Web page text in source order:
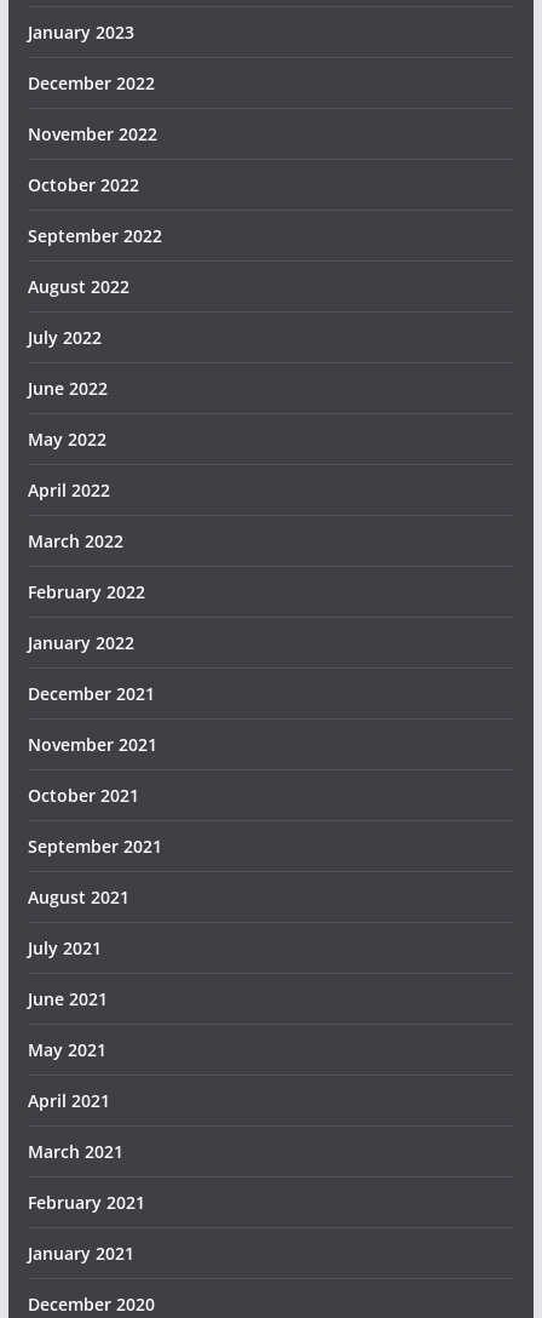
January 2023
December 2022
November 2022
October 2022
September 2022
August 2022
July 2022
June 2022
May 2022
April 2022
March 2022
February 2022
January 2022
December 2021
November 2021
October 2021
September 2021
August 2021
July 2021
June 2021
May 2021
April 2021
March 2021
February 2021
January 2021
December 2020